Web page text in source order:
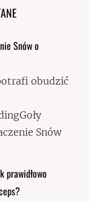
Snów o
obudzić
Snów
prawidłowo